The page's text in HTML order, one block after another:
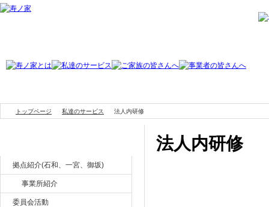
トップページ 私達のサービス 法人内研修
拠点紹介(石和、一宮、御坂)
事業所紹介
委員会活動
法人内研修